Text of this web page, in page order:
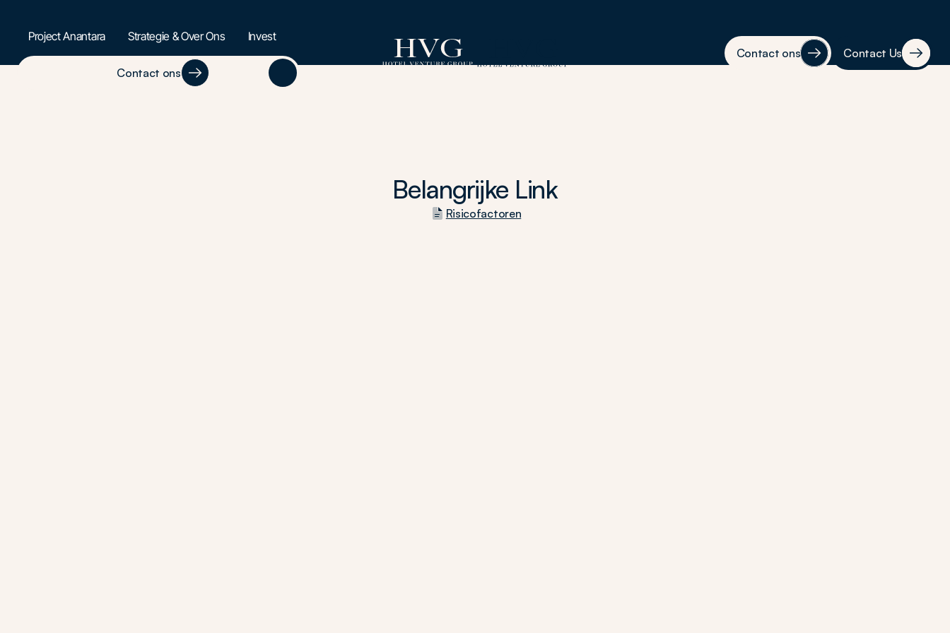
Project Anantara Strategie & Over Ons Invest
Contact ons
Contact ons Contact Us
Belangrijke Link
Risicofactoren